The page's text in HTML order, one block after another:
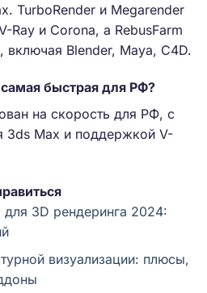
TurboRender и Megarender
Ray и Corona, а RebusFarm
Blender, Maya, C4D.
быстрая для РФ?
на скорость для РФ, с
3ds Max и поддержкой V-
3D рендеринга 2024:
визуализации: плюсы,